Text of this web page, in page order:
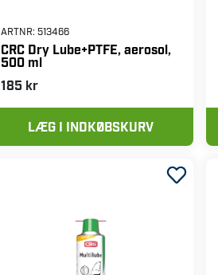
ARTNR: 513466
CRC Dry Lube+PTFE, aerosol,
500 ml
185 kr
LÆG I INDKØBSKURV